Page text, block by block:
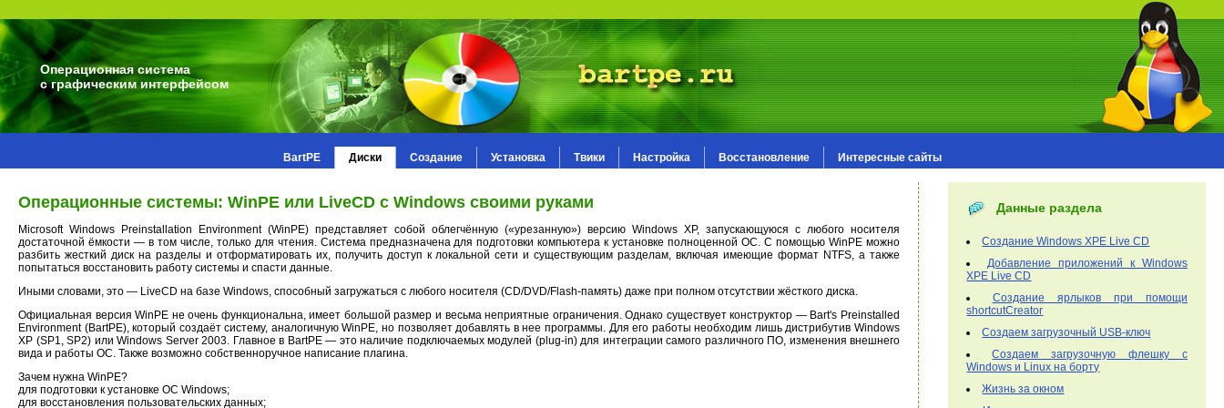
Операционная система
с графическим интерфейсом
BartPE Диски Создание Установка Твики Настройка Восстановление Интересные сайты
Операционные системы: WinPE или LiveCD с Windows своими руками
Microsoft Windows Preinstallation Environment (WinPE) представляет собой облегчённую («урезанную») версию Windows XP, запускающуюся с любого носителя
достаточной ёмкости — в том числе, только для чтения. Система предназначена для подготовки компьютера к установке полноценной ОС. С помощью WinPE можно
разбить жесткий диск на разделы и отформатировать их, получить доступ к локальной сети и существующим разделам, включая имеющие формат NTFS, а также
попытаться восстановить работу системы и спасти данные.
Иными словами, это — LiveCD на базе Windows, способный загружаться с любого носителя (CD/DVD/Flash-память) даже при полном отсутствии жёсткого диска.
Официальная версия WinPE не очень функциональна, имеет большой размер и весьма неприятные ограничения. Однако существует конструктор — Bart's Preinstalled
Environment (BartPE), который создаёт систему, аналогичную WinPE, но позволяет добавлять в нее программы. Для его работы необходим лишь дистрибутив Windows
XP (SP1, SP2) или Windows Server 2003. Главное в BartPE — это наличие подключаемых модулей (plug-in) для интеграции самого различного ПО, изменения внешнего
вида и работы ОС. Также возможно собственноручное написание плагина.
Зачем нужна WinPE?
для подготовки к установке ОС Windows;
для восстановления пользовательских данных;
Данные раздела
Создание Windows XPE Live CD
Добавление приложений к Windows
XPE Live CD
Создание ярлыков при помощи
shortcutCreator
Создаем загрузочный USB-ключ
Создаем загрузочную флешку с
Windows и Linux на борту
Жизнь за окном